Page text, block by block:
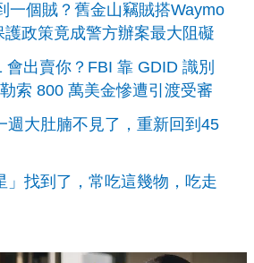
一個賊？舊金山竊賊搭Waymo
政策竟成警方辦案最大阻礙
會出賣你？FBI 靠 GDID 識別
索 800 萬美金慘遭引渡受審
週大肚腩不見了，重新回到45
」找到了，常吃這幾物，吃走